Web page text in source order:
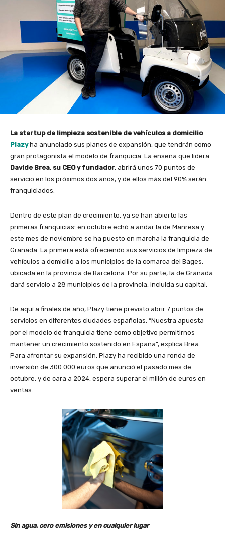
La startup de limpieza sostenible de vehículos a domicilio
Plazyha anunciado sus planes de expansión, que tendrán como
gran protagonista el modelo de franquicia. La enseña que lidera
Davide Brea, su CEO y fundador, abrirá unos 70 puntos de
servicio en los próximos dos años, y de ellos más del 90% serán
franquiciados.
Dentro de este plan de crecimiento, ya se han abierto las
primeras franquicias: en octubre echó a andar la de Manresa y
este mes de noviembre se ha puesto en marcha la franquicia de
Granada. La primera está ofreciendo sus servicios de limpieza de
vehículos a domicilio a los municipios de la comarca del Bages,
ubicada en la provincia de Barcelona. Por su parte, la de Granada
dará servicio a 28 municipios de la provincia, incluida su capital.
De aquí a finales de año, Plazy tiene previsto abrir 7 puntos de
servicios en diferentes ciudades españolas. “Nuestra apuesta
por el modelo de franquicia tiene como objetivo permitirnos
mantener un crecimiento sostenido en España”, explica Brea.
Para afrontar su expansión, Plazy ha recibido una ronda de
inversión de 300.000 euros que anunció el pasado mes de
octubre, y de cara a 2024, espera superar el millón de euros en
ventas.
Sin agua, cero emisiones y en cualquier lugar